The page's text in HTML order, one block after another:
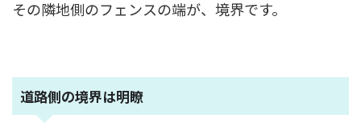
その隣地側のフェンスの端が、境界です。
道路側の境界は明瞭